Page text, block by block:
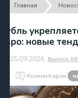
Главная
Рубль
евро: новые
25.09.2024, Выпуск
Комментарии